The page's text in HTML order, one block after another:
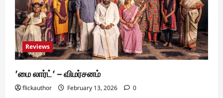
Reviews
’மை லார்ட்’ – விமர்சனம்
flickauthor February 13, 2026 0